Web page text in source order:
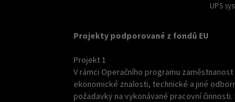
UPS
Projekty podporované z fondů EU
Projekt 1
V rámci Operačního programu
ekonomické znalosti, technické a jiné
požadavky na vykonávané pracovní